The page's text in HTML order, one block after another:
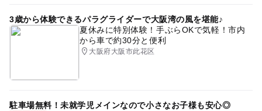
3歳から体験できるパラグライダーで大阪湾の風を堪能♪
夏休みに特別体験！手ぶらOKで気軽！市内
から車で約30分と便利
大阪府大阪市此花区
駐車場無料！未就学児メインなので小さなお子様も安心◎